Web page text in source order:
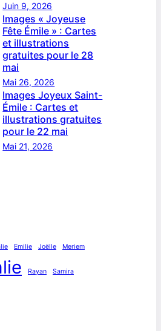
Juin 9, 2026
Images « Joyeuse
Fête Émile » : Cartes
et illustrations
gratuites pour le 28
mai
Mai 26, 2026
Images Joyeux Saint-
Émile : Cartes et
illustrations gratuites
pour le 22 mai
Mai 21, 2026
Emilie Joëlle Meriem
Rayan Samira